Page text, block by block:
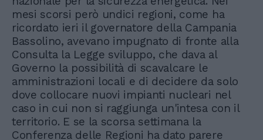
mesi scorsi però undici regioni, come ha
ricordato ieri il governatore della Campania
Bassolino, avevano impugnato di fronte alla
Consulta la Legge sviluppo, che dava al
Governo la possibilità di scavalcare le
amministrazioni locali e di decidere da solo
dove collocare nuovi impianti nucleari nel
caso in cui non si raggiunga un'intesa con il
territorio. E se la scorsa settimana la
Conferenza delle Regioni ha dato parere